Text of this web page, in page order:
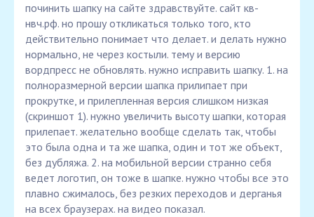
починить шапку на сайте здравствуйте. сайт кв-
нвч.рф. но прошу откликаться только того, кто
действительно понимает что делает. и делать нужно
нормально, не через костыли. тему и версию
вордпресс не обновлять. нужно исправить шапку. 1. на
полноразмерной версии шапка прилипает при
прокрутке, и прилепленная версия слишком низкая
(скриншот 1). нужно увеличить высоту шапки, которая
прилепает. желательно вообще сделать так, чтобы
это была одна и та же шапка, один и тот же объект,
без дубляжа. 2. на мобильной версии странно себя
ведет логотип, он тоже в шапке. нужно чтобы все это
плавно сжималось, без резких переходов и дерганья
на всех браузерах. на видео показал.